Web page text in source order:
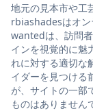
地元の見本市や工
rbiashadesはオン
wantedは、訪問
インを視覚的に魅
れに対する適切な
イダーを見つけ
が、サイトの一部
ものはありません